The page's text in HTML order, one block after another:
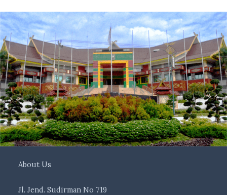
About Us
Jl. Jend. Sudirman No 719